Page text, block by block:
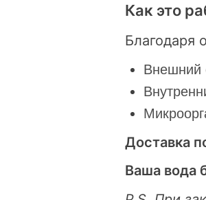
Как это
Благодаря
Внешний
Доставка
Ваша вода